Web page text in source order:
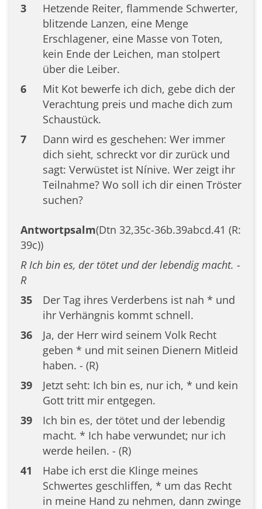
3
Hetzende Reiter, flammende Schwerter,
blitzende Lanzen, eine Menge
Erschlagener, eine Masse von Toten,
kein Ende der Leichen, man stolpert
über die Leiber.
6
Mit Kot bewerfe ich dich, gebe dich der
Verachtung preis und mache dich zum
Schaustück.
7
Dann wird es geschehen: Wer immer
dich sieht, schreckt vor dir zurück und
sagt: Verwüstet ist Nínive. Wer zeigt ihr
Teilnahme? Wo soll ich dir einen Tröster
suchen?
Antwortpsalm(Dtn 32,35c-36b.39abcd.41 (R:
39c))
R Ich bin es, der tötet und der lebendig macht. -
R
35
Der Tag ihres Verderbens ist nah * und
ihr Verhängnis kommt schnell.
36
Ja, der Herr wird seinem Volk Recht
geben * und mit seinen Dienern Mitleid
haben. - (R)
39
Jetzt seht: Ich bin es, nur ich, * und kein
Gott tritt mir entgegen.
39
Ich bin es, der tötet und der lebendig
macht. * Ich habe verwundet; nur ich
werde heilen. - (R)
41
Habe ich erst die Klinge meines
Schwertes geschliffen, * um das Recht
in meine Hand zu nehmen, dann zwinge